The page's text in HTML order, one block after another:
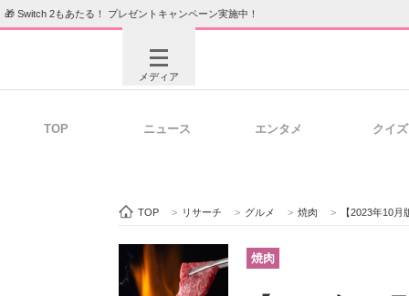
🎁 Switch 2もあたる！ プレゼントキャンペーン実施中！
メディア
ビジネスと働き方のヒント
TOP ニュース エンタメ クイズ
TOP > リサーチ > グルメ > 焼肉 > 【2023年10
焼肉